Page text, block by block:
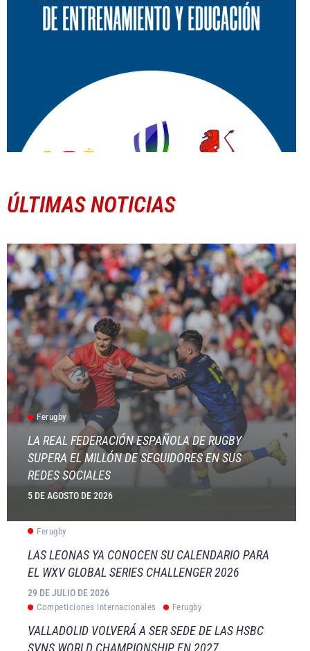
ÚLTIMAS NOTICIAS
Ferugby
LA REAL FEDERACIÓN ESPAÑOLA DE RUGBY
SUPERA EL MILLÓN DE SEGUIDORES EN SUS
REDES SOCIALES
5 DE AGOSTO DE 2026
Ferugby
LAS LEONAS YA CONOCEN SU CALENDARIO PARA
EL WXV GLOBAL SERIES CHALLENGER 2026
29 DE JULIO DE 2026
Competiciones Internacionales Ferugby
VALLADOLID VOLVERÁ A SER SEDE DE LAS HSBC